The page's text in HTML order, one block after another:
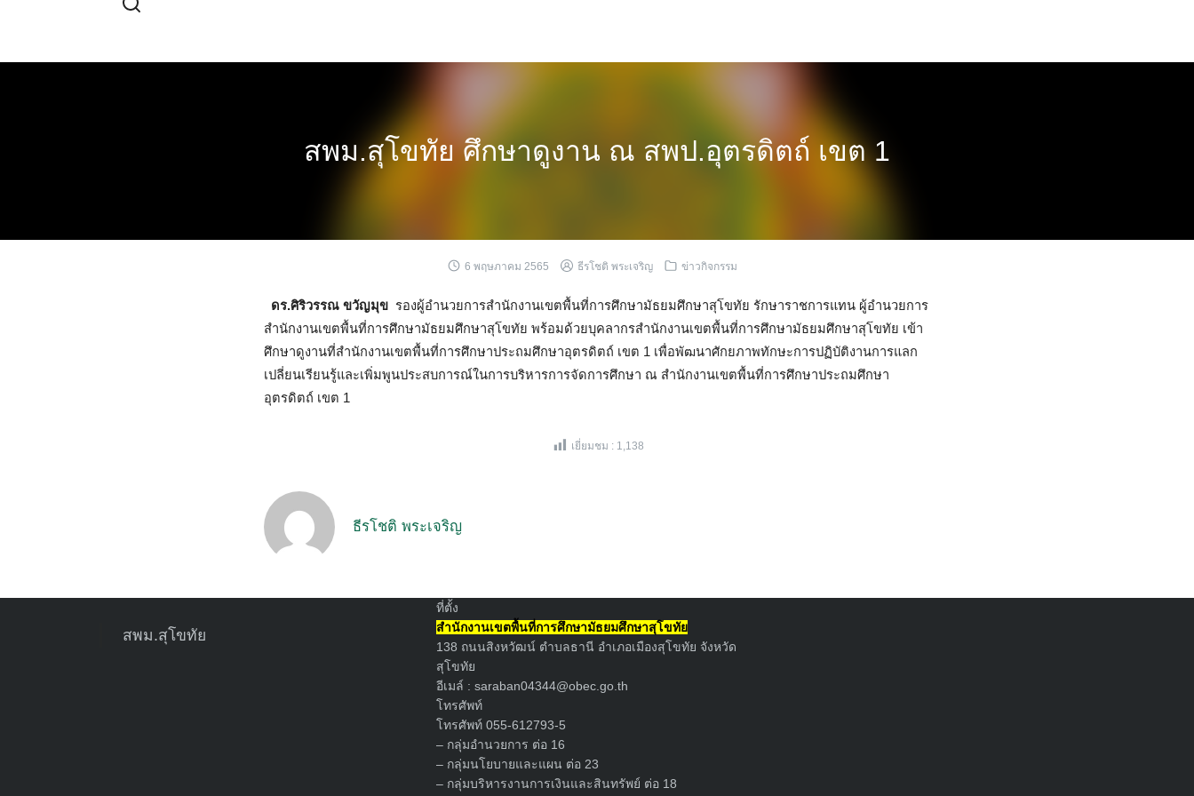
for:
สพม.สุโขทัย ศึกษาดูงาน ณ สพป.อุตรดิตถ์ เขต 1
6 พฤษภาคม 2565 ธีรโชติ พระเจริญ ข่าวกิจกรรม
ดร.ศิริวรรณ ขวัญมุข รองผู้อำนวยการสำนักงานเขตพื้นที่การศึกษามัธยมศึกษาสุโขทัย รักษาราชการแทน ผู้อำนวยการ
สำนักงานเขตพื้นที่การศึกษามัธยมศึกษาสุโขทัย พร้อมด้วยบุคลากรสำนักงานเขตพื้นที่การศึกษามัธยมศึกษาสุโขทัย เข้า
ศึกษาดูงานที่สำนักงานเขตพื้นที่การศึกษาประถมศึกษาอุตรดิตถ์ เขต 1 เพื่อพัฒนาศักยภาพทักษะการปฏิบัติงานการแลก
เปลี่ยนเรียนรู้และเพิ่มพูนประสบการณ์ในการบริหารการจัดการศึกษา ณ สำนักงานเขตพื้นที่การศึกษาประถมศึกษา
อุตรดิตถ์ เขต 1
เยี่ยมชม : 1,138
ธีรโชติ พระเจริญ
สพม.สุโขทัย
ที่ตั้ง
สำนักงานเขตพื้นที่การศึกษามัธยมศึกษาสุโขทัย
138 ถนนสิงหวัฒน์ ตำบลธานี อำเภอเมืองสุโขทัย จังหวัด
สุโขทัย
อีเมล์ : saraban04344@obec.go.th
โทรศัพท์
โทรศัพท์ 055-612793-5
– กลุ่มอำนวยการ ต่อ 16
– กลุ่มนโยบายและแผน ต่อ 23
– กลุ่มบริหารงานการเงินและสินทรัพย์ ต่อ 18